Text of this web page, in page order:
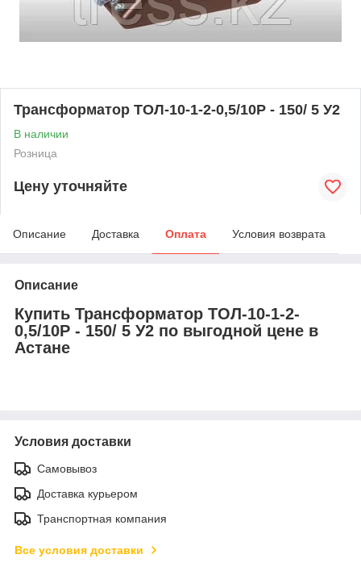
Трансформатор ТОЛ-10-1-2-0,5/10Р - 150/ 5 У2
В наличии
Розница
Цену уточняйте
Описание Доставка Оплата Условия возврата
Описание
Купить Трансформатор ТОЛ-10-1-2-
0,5/10Р - 150/ 5 У2 по выгодной цене в
Астане
Условия доставки
Самовывоз
Доставка курьером
Транспортная компания
Все условия доставки